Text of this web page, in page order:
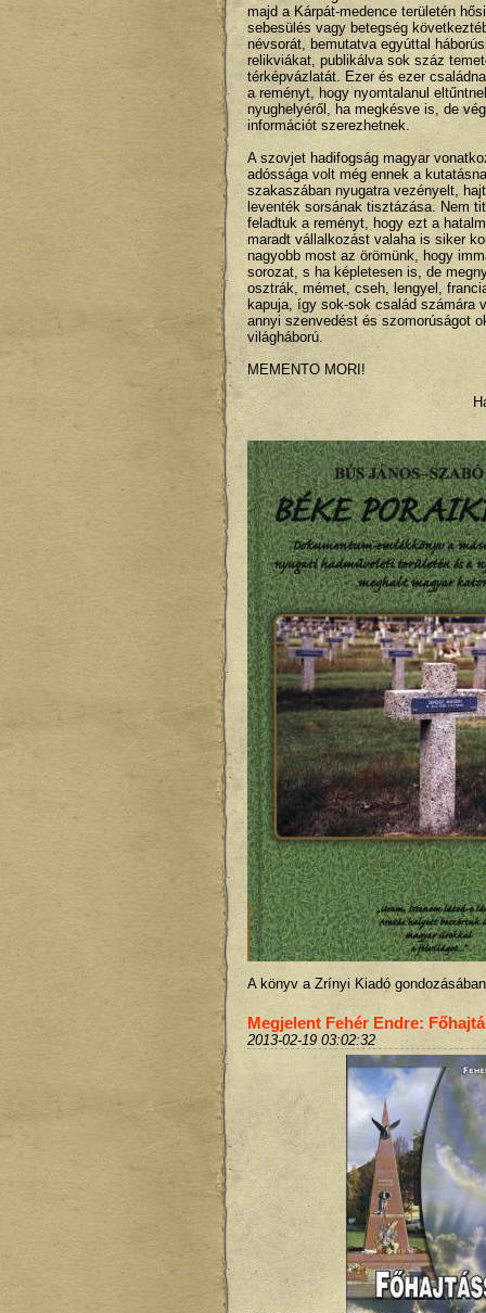
majd a Kárpát-medence területén
sebesülés vagy betegség
névsorát, bemutatva egyúttal
relikviákat, publikálva sok száz
térképvázlatát. Ezer és ezer
a reményt, hogy nyomtalanul
nyughelyéről, ha megkésve is, de
információt szerezhetnek.
A szovjet hadifogság magyar
adóssága volt még ennek a
szakaszában nyugatra vezényelt,
leventék sorsának tisztázása. Nem
feladtuk a reményt, hogy ezt a
maradt vállalkozást valaha is siker
nagyobb most az örömünk, hogy
sorozat, s ha képletesen is, de
osztrák, mémet, cseh, lengyel,
kapuja, így sok-sok család számára
annyi szenvedést és szomorúságot
világháború.
MEMENTO MORI!
Havasi
A könyv a Zrínyi Kiadó
Megjelent Fehér Endre:
2013-02-19 03:02:32